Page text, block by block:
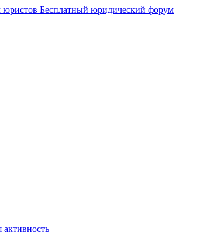
Бесплатный юридический форум
активность